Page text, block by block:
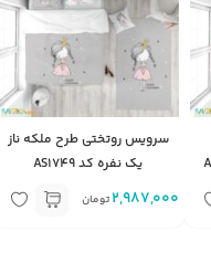
سرویس روتختی طرح ملکه ناز
یک نفره کد AS1749
2,987,000 تومان